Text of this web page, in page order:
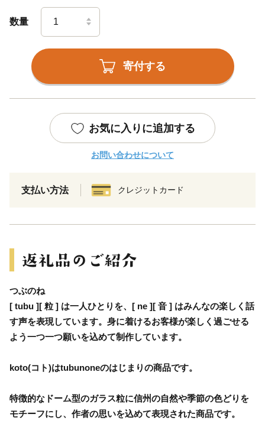
数量
寄付する
お気に入りに追加する
お問い合わせについて
支払い方法 クレジットカード
つぶのね
[ tubu ][ 粒 ] は一人ひとりを、[ ne ][ 音 ] はみんなの楽しく話
す声を表現しています。身に着けるお客様が楽しく過ごせる
よう一つ一つ願いを込めて制作しています。
koto(コト)はtubunoneのはじまりの商品です。
特徴的なドーム型のガラス粒に信州の自然や季節の色どりを
モチーフにし、作者の思いを込めて表現された商品です。